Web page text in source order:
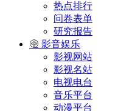
热点排行
问卷表单
研究报告
影音娱乐
影视网站
影视名站
电视电台
音乐平台
动漫平台